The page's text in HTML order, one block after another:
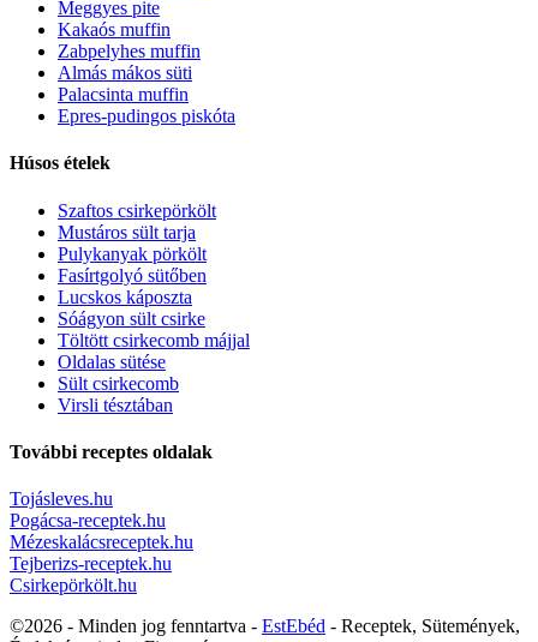
Meggyes pite
Kakaós muffin
Zabpelyhes muffin
Almás mákos süti
Palacsinta muffin
Epres-pudingos piskóta
Húsos ételek
Szaftos csirkepörkölt
Mustáros sült tarja
Pulykanyak pörkölt
Fasírtgolyó sütőben
Lucskos káposzta
Sóágyon sült csirke
Töltött csirkecomb májjal
Oldalas sütése
Sült csirkecomb
Virsli tésztában
További receptes oldalak
Tojásleves.hu
Pogácsa-receptek.hu
Mézeskalácsreceptek.hu
Tejberizs-receptek.hu
Csirkepörkölt.hu
©2026 - Minden jog fenntartva - EstEbéd - Receptek, Sütemények,